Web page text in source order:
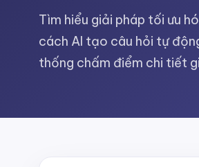
Tìm hiểu giải pháp tối ưu
cách AI tạo câu hỏi tự
thống chấm điểm chi tiết